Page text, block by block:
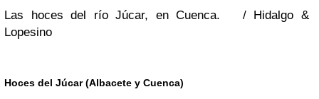
Las hoces del río Júcar, en Cuenca. / Hidalgo &
Lopesino
Hoces del Júcar (Albacete y Cuenca)